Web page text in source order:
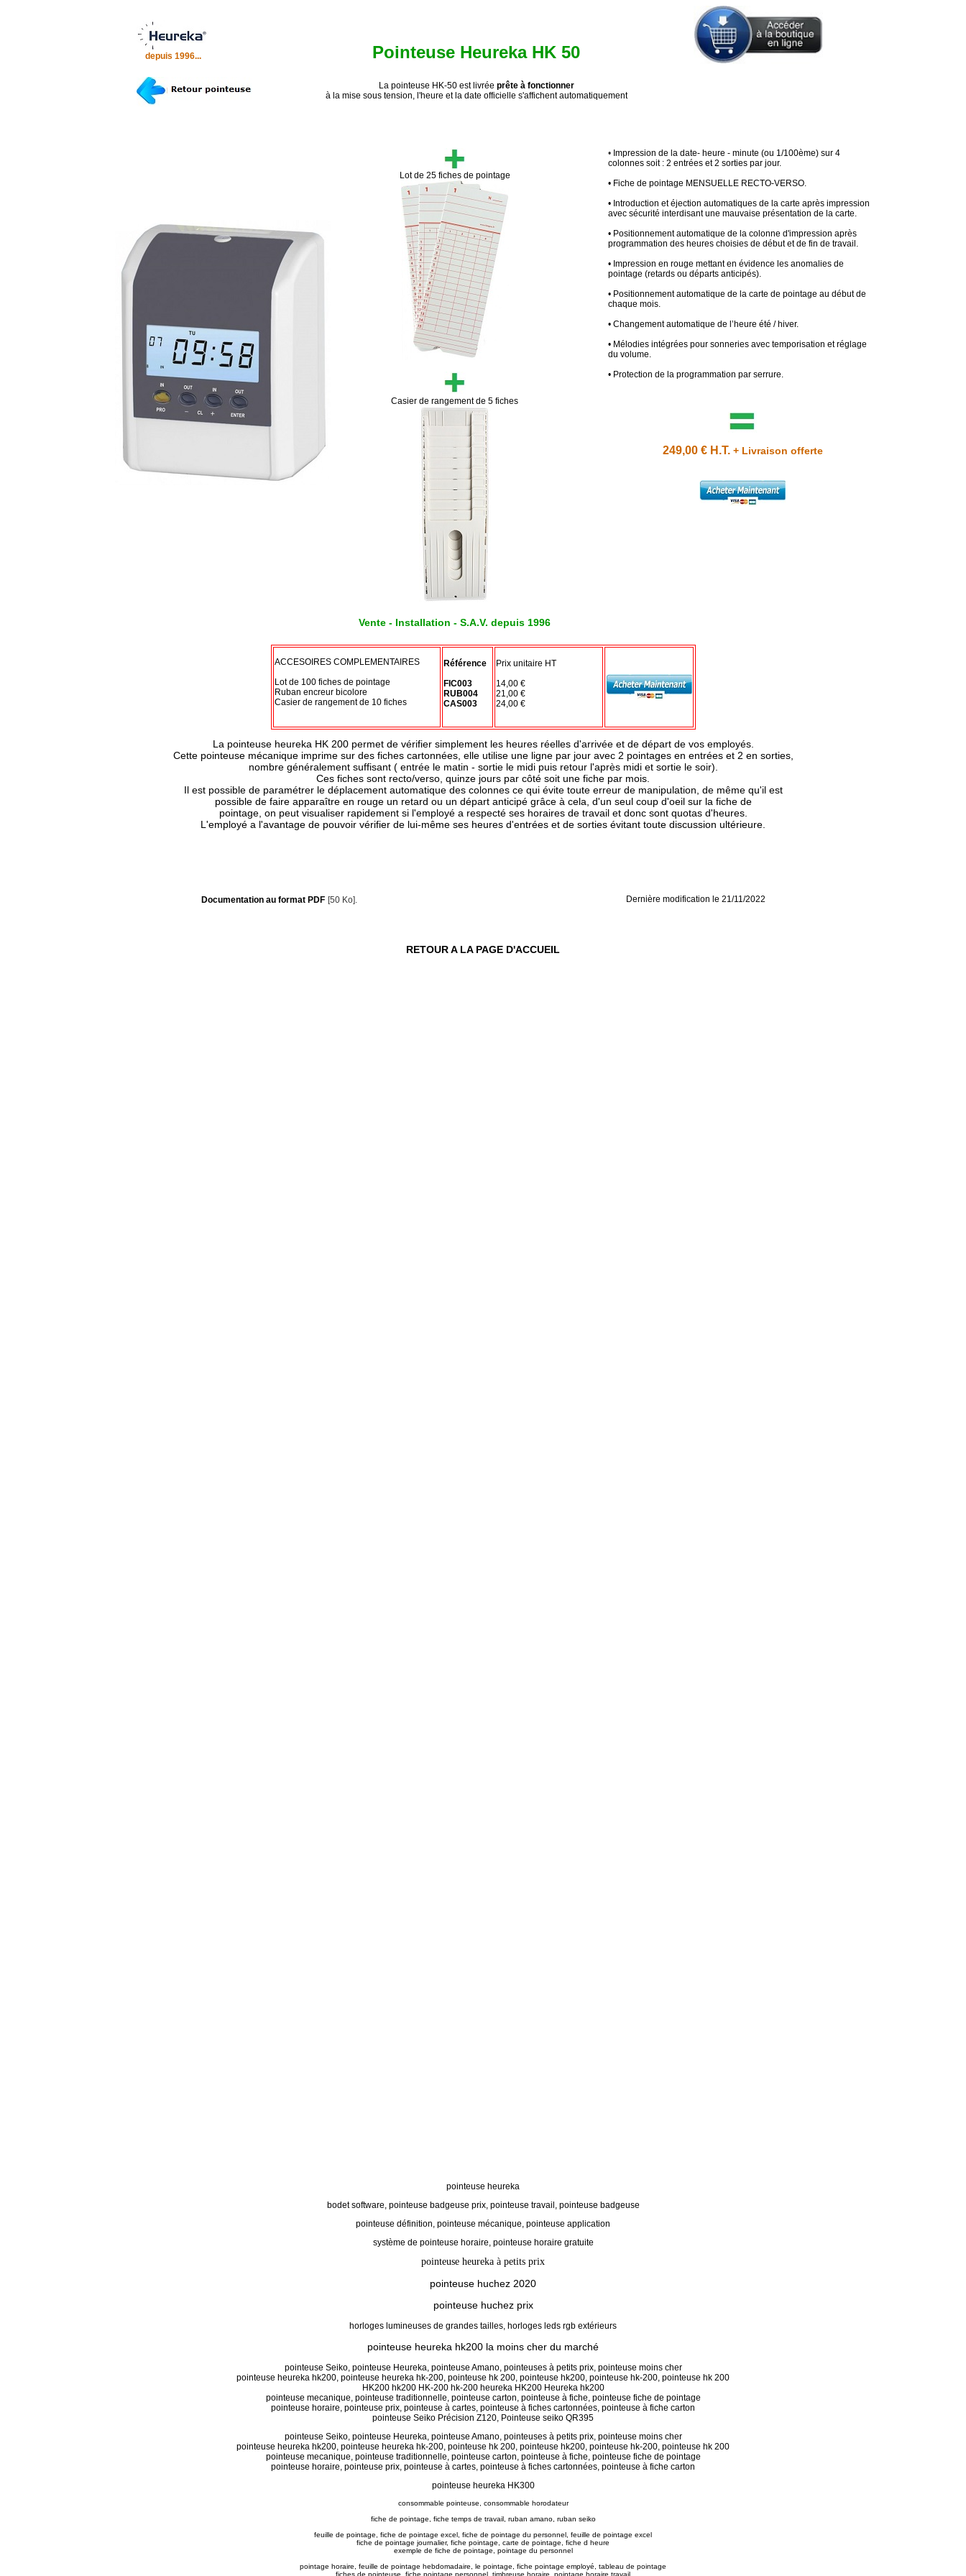
depuis 1996... Pointeuse Heureka HK 50
La pointeuse HK-50 est livrée prête à fonctionner
à la mise sous tension, l'heure et la date officielle s'affichent automatiquement
Lot de 25 fiches de pointage
Casier de rangement de 5 fiches
• Impression de la date- heure - minute (ou 1/100ème) sur 4
colonnes soit : 2 entrées et 2 sorties par jour.
• Fiche de pointage MENSUELLE RECTO-VERSO.
• Introduction et éjection automatiques de la carte après impression
avec sécurité interdisant une mauvaise présentation de la carte.
• Positionnement automatique de la colonne d'impression après
programmation des heures choisies de début et de fin de travail.
• Impression en rouge mettant en évidence les anomalies de
pointage (retards ou départs anticipés).
• Positionnement automatique de la carte de pointage au début de
chaque mois.
• Changement automatique de l’heure été / hiver.
• Mélodies intégrées pour sonneries avec temporisation et réglage
du volume.
• Protection de la programmation par serrure.
249,00 € H.T. + Livraison offerte
Vente - Installation - S.A.V. depuis 1996
ACCESOIRES COMPLEMENTAIRES
Lot de 100 fiches de pointage
Ruban encreur bicolore
Casier de rangement de 10 fiches
Référence
FIC003
RUB004
CAS003
Prix unitaire HT
14,00 €
21,00 €
24,00 €
La pointeuse heureka HK 200 permet de vérifier simplement les heures réelles d'arrivée et de départ de vos employés.
Cette pointeuse mécanique imprime sur des fiches cartonnées, elle utilise une ligne par jour avec 2 pointages en entrées et 2 en sorties,
nombre généralement suffisant ( entrée le matin - sortie le midi puis retour l'après midi et sortie le soir).
Ces fiches sont recto/verso, quinze jours par côté soit une fiche par mois.
Il est possible de paramétrer le déplacement automatique des colonnes ce qui évite toute erreur de manipulation, de même qu'il est
possible de faire apparaître en rouge un retard ou un départ anticipé grâce à cela, d'un seul coup d'oeil sur la fiche de
pointage, on peut visualiser rapidement si l'employé a respecté ses horaires de travail et donc sont quotas d'heures.
L'employé a l'avantage de pouvoir vérifier de lui-même ses heures d'entrées et de sorties évitant toute discussion ultérieure.
Documentation au format PDF [50 Ko]. Dernière modification le 21/11/2022
RETOUR A LA PAGE D'ACCUEIL
pointeuse heureka
bodet software, pointeuse badgeuse prix, pointeuse travail, pointeuse badgeuse
pointeuse définition, pointeuse mécanique, pointeuse application
système de pointeuse horaire, pointeuse horaire gratuite
pointeuse heureka à petits prix
pointeuse huchez 2020
pointeuse huchez prix
horloges lumineuses de grandes tailles, horloges leds rgb extérieurs
pointeuse heureka hk200 la moins cher du marché
pointeuse Seiko, pointeuse Heureka, pointeuse Amano, pointeuses à petits prix, pointeuse moins cher
pointeuse heureka hk200, pointeuse heureka hk-200, pointeuse hk 200, pointeuse hk200, pointeuse hk-200, pointeuse hk 200
HK200 hk200 HK-200 hk-200 heureka HK200 Heureka hk200
pointeuse mecanique, pointeuse traditionnelle, pointeuse carton, pointeuse à fiche, pointeuse fiche de pointage
pointeuse horaire, pointeuse prix, pointeuse à cartes, pointeuse à fiches cartonnées, pointeuse à fiche carton
pointeuse Seiko Précision Z120, Pointeuse seiko QR395
pointeuse Seiko, pointeuse Heureka, pointeuse Amano, pointeuses à petits prix, pointeuse moins cher
pointeuse heureka hk200, pointeuse heureka hk-200, pointeuse hk 200, pointeuse hk200, pointeuse hk-200, pointeuse hk 200
pointeuse mecanique, pointeuse traditionnelle, pointeuse carton, pointeuse à fiche, pointeuse fiche de pointage
pointeuse horaire, pointeuse prix, pointeuse à cartes, pointeuse à fiches cartonnées, pointeuse à fiche carton
pointeuse heureka HK300
consommable pointeuse , consommable horodateur
fiche de pointage, fiche temps de travail, ruban amano, ruban seiko
feuille de pointage, fiche de pointage excel, fiche de pointage du personnel, feuille de pointage excel
fiche de pointage journalier, fiche pointage, carte de pointage, fiche d heure
exemple de fiche de pointage, pointage du personnel
pointage horaire, feuille de pointage hebdomadaire, le pointage, fiche pointage employé, tableau de pointage
fiches de pointeuse, fiche pointage personnel, timbreuse horaire, pointage horaire travail